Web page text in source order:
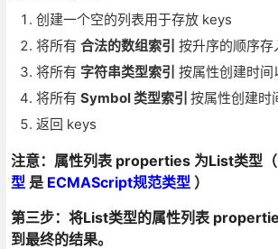
创建一个空的列表用于存放 keys
将所有 合法的数组索引 按升序的顺序存
将所有 字符串类型索引 按属性创建时间
将所有 Symbol 类型索引 按属性创建时
返回 keys
注意：属性列表 properties 为List类型（
型 是 ECMAScript规范类型 ）
第三步：将List类型的属性列表
到最终的结果。